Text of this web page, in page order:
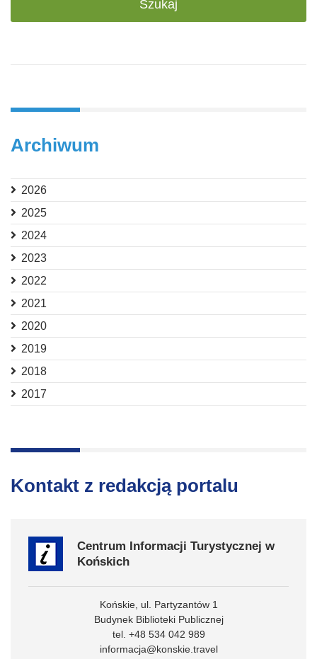
Archiwum
2026
2025
2024
2023
2022
2021
2020
2019
2018
2017
Kontakt z redakcją portalu
Centrum Informacji Turystycznej w
Końskich
Końskie, ul. Partyzantów 1
Budynek Biblioteki Publicznej
tel. +48 534 042 989
informacja@konskie.travel